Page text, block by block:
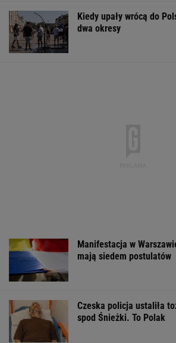
Kiedy upały wrócą do
dwa okresy
Manifestacja w
mają siedem postulatów
Czeska policja ustaliła
spod Śnieżki. To Polak